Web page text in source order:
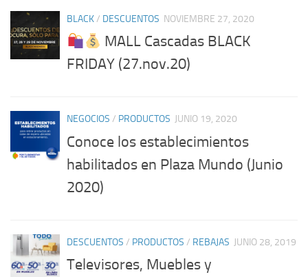
BLACK/ DESCUENTOS NOVIEMBRE 27, 2020
MALL Cascadas BLACK
FRIDAY (27.nov.20)
NEGOCIOS / PRODUCTOS JUNIO 19, 2020
Conoce los establecimientos
habilitados en Plaza Mundo (Junio
2020)
DESCUENTOS / PRODUCTOS / REBAJAS JUNIO 28, 2019
Televisores, Muebles y